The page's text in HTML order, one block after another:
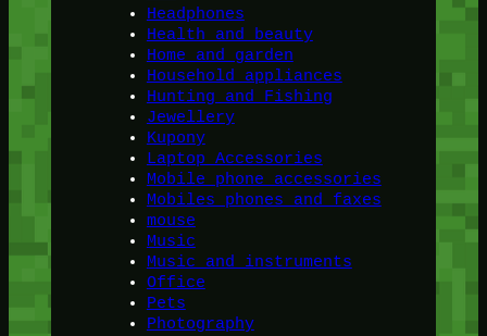
Headphones
Health and beauty
Home and garden
Household appliances
Hunting and Fishing
Jewellery
Kupony
Laptop Accessories
Mobile phone accessories
Mobiles phones and faxes
mouse
Music
Music and instruments
Office
Pets
Photography